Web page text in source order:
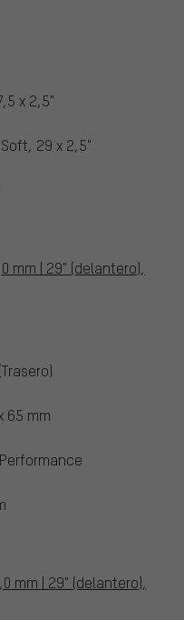
x 2,5"
29 x 2,5"
mm | 29" (delantero),
65 mm
mm | 29" (delantero),